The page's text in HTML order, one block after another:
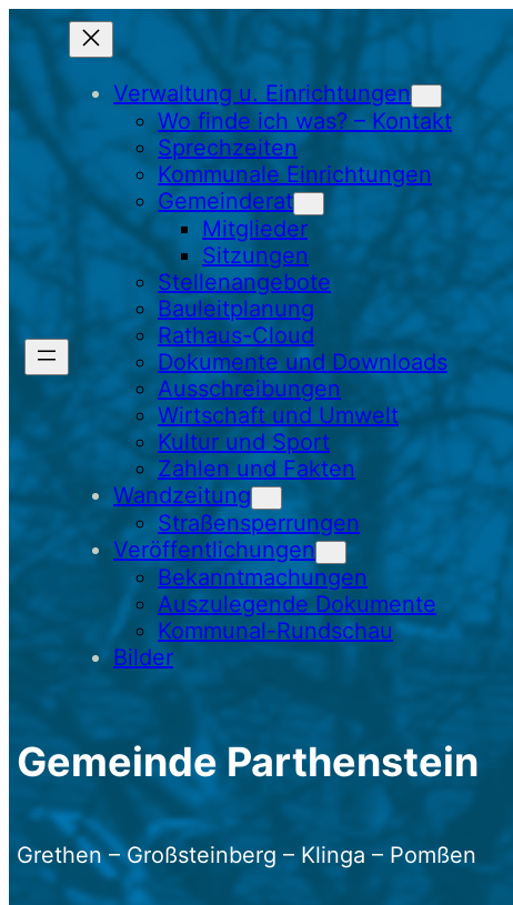
Zum
Inhalt
Verwaltung u. Einrichtungen
Wo finde ich was? – Kontakt
Sprechzeiten
Kommunale Einrichtungen
Gemeinderat
Mitglieder
Sitzungen
Stellenangebote
Bauleitplanung
Rathaus-Cloud
Dokumente und Downloads
Ausschreibungen
Wirtschaft und Umwelt
Kultur und Sport
Zahlen und Fakten
Wandzeitung
Straßensperrungen
Veröffentlichungen
Bekanntmachungen
Auszulegende Dokumente
Kommunal-Rundschau
Bilder
Gemeinde Parthenstein
Grethen – Großsteinberg – Klinga – Pomßen